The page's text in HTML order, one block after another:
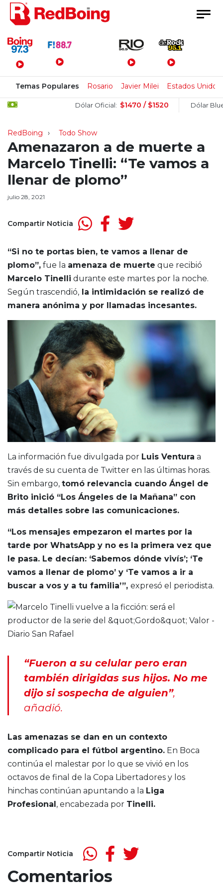
Menú Principal
Temas Populares Rosario Javier Milei Estados Unidos
Dólar Oficial: $1470 / $1520 Dólar Blue:
RedBoing Todo Show
Amenazaron a de muerte a
Marcelo Tinelli: “Te vamos a
llenar de plomo”
julio 28, 2021
Compartir Noticia
“Si no te portas bien, te vamos a llenar de
plomo”, fue la amenaza de muerte que recibió
Marcelo Tinelli durante este martes por la noche.
Según trascendió, la intimidación se realizó de
manera anónima y por llamadas incesantes.
La información fue divulgada por Luis Ventura a
través de su cuenta de Twitter en las últimas horas.
Sin embargo, tomó relevancia cuando Ángel de
Brito inició “Los Ángeles de la Mañana” con
más detalles sobre las comunicaciones.
“Los mensajes empezaron el martes por la
tarde por WhatsApp y no es la primera vez que
le pasa. Le decían: ‘Sabemos dónde vivís’; ‘Te
vamos a llenar de plomo’ y ‘Te vamos a ir a
buscar a vos y a tu familia’”, expresó el periodista.
“Fueron a su celular pero eran
también dirigidas sus hijos. No me
dijo si sospecha de alguien”,
añadió.
Las amenazas se dan en un contexto
complicado para el fútbol argentino. En Boca
continúa el malestar por lo que se vivió en los
octavos de final de la Copa Libertadores y los
hinchas continúan apuntando a la Liga
Profesional , encabezada por Tinelli.
Compartir Noticia
Comentarios